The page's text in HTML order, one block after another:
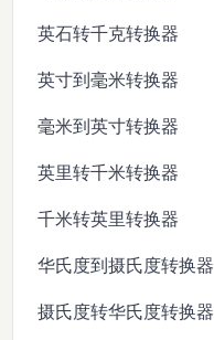
英石转千克转换器
英寸到毫米转换器
毫米到英寸转换器
英里转千米转换器
千米转英里转换器
华氏度到摄氏度转换器
摄氏度转华氏度转换器